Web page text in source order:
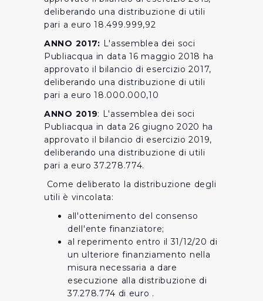
deliberando una distribuzione di utili
pari a euro 18.499.999,92
ANNO 2017: L'assemblea dei soci
Publiacqua in data 16 maggio 2018 ha
approvato il bilancio di esercizio 2017,
deliberando una distribuzione di utili
pari a euro 18.000.000,10
ANNO 2019: L'assemblea dei soci
Publiacqua in data 26 giugno 2020 ha
approvato il bilancio di esercizio 2019,
deliberando una distribuzione di utili
pari a euro 37.278.774.
Come deliberato la distribuzione degli
utili è vincolata:
all'ottenimento del consenso
dell'ente finanziatore;
al reperimento entro il 31/12/20 di
un ulteriore finanziamento nella
misura necessaria a dare
esecuzione alla distribuzione di
37.278.774 di euro .